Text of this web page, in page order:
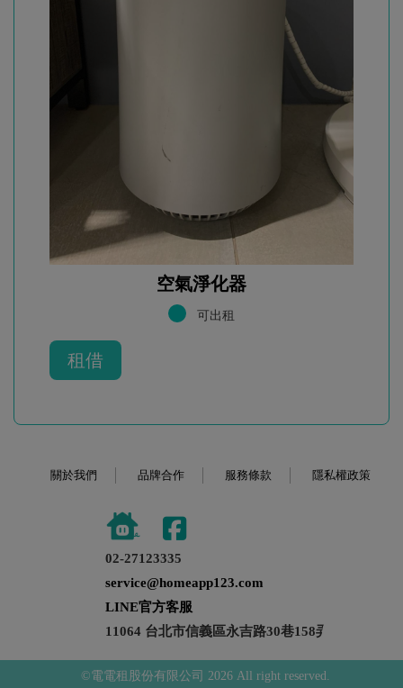
空氣淨化器
可出租
租借
關於我們 品牌合作 服務條款 隱私權政策
02-27123335
service@homeapp123.com
LINE官方客服
11064 台北市信義區永吉路30巷158弄21號
©電電租股份有限公司 2026 All right reserved.